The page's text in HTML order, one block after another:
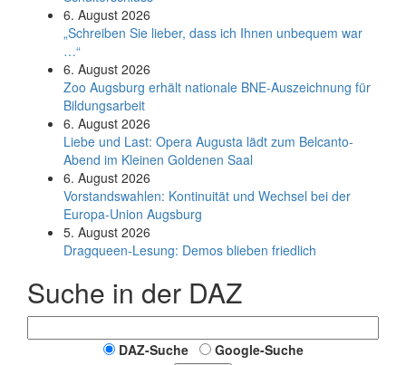
6. August 2026
„Schreiben Sie lieber, dass ich Ihnen unbequem war
…“
6. August 2026
Zoo Augsburg erhält nationale BNE-Auszeichnung für
Bildungsarbeit
6. August 2026
Liebe und Last: Opera Augusta lädt zum Belcanto-
Abend im Kleinen Goldenen Saal
6. August 2026
Vorstandswahlen: Kontinuität und Wechsel bei der
Europa-Union Augsburg
5. August 2026
Dragqueen-Lesung: Demos blieben friedlich
Suche in der DAZ
DAZ-Suche
Google-Suche